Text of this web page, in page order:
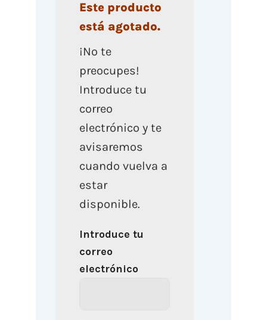
Este producto
está agotado.
¡No te
preocupes!
Introduce tu
correo
electrónico y te
avisaremos
cuando vuelva a
estar
disponible.
Introduce tu
correo
electrónico